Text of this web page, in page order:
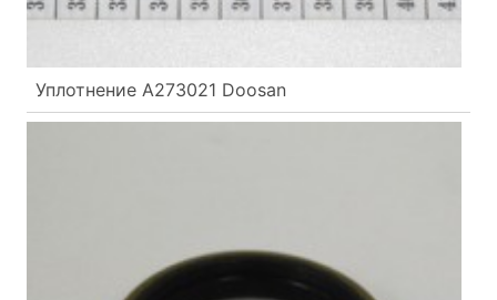
Уплотнение A273021 Doosan